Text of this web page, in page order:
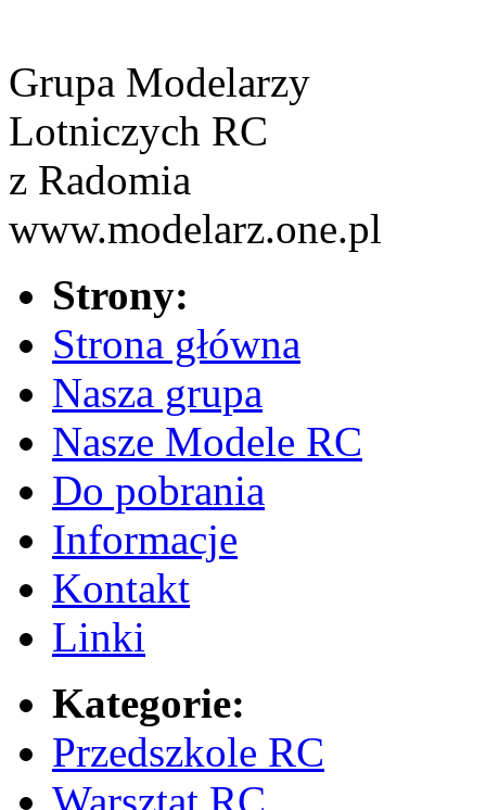
Grupa Modelarzy
Lotniczych RC
z Radomia
www.modelarz.one.pl
Strony:
Strona główna
Nasza grupa
Nasze Modele RC
Do pobrania
Informacje
Kontakt
Linki
Kategorie:
Przedszkole RC